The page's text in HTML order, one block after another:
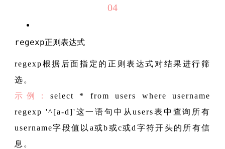
04
regexp正则表达式
regexp根据后面指定的正则表达式对结果进行筛
选。
示例： select * from users where username
regexp '^[a-d]'这一语句中从users表中查询所有
username字段值以a或b或c或d字符开头的所有信
息。